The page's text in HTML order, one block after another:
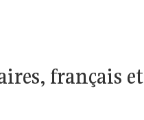
français et